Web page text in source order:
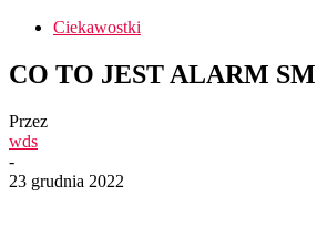
Ciekawostki
CO TO JEST ALARM
Przez
wds
-
23 grudnia 2022